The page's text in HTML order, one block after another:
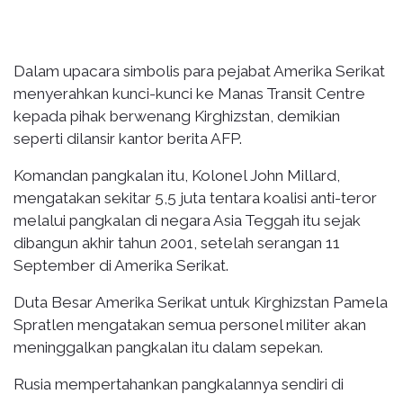
Dalam upacara simbolis para pejabat Amerika Serikat
menyerahkan kunci-kunci ke Manas Transit Centre
kepada pihak berwenang Kirghizstan, demikian
seperti dilansir kantor berita AFP.
Komandan pangkalan itu, Kolonel John Millard,
mengatakan sekitar 5,5 juta tentara koalisi anti-teror
melalui pangkalan di negara Asia Teggah itu sejak
dibangun akhir tahun 2001, setelah serangan 11
September di Amerika Serikat.
Duta Besar Amerika Serikat untuk Kirghizstan Pamela
Spratlen mengatakan semua personel militer akan
meninggalkan pangkalan itu dalam sepekan.
Rusia mempertahankan pangkalannya sendiri di